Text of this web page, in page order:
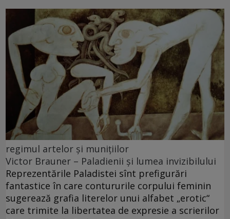
regimul artelor şi muniţiilor
Victor Brauner – Paladienii și lumea invizibilului
Reprezentările Paladistei sînt prefigurări
fantastice în care contururile corpului feminin
sugerează grafia literelor unui alfabet „erotic“
care trimite la libertatea de expresie a scrierilor